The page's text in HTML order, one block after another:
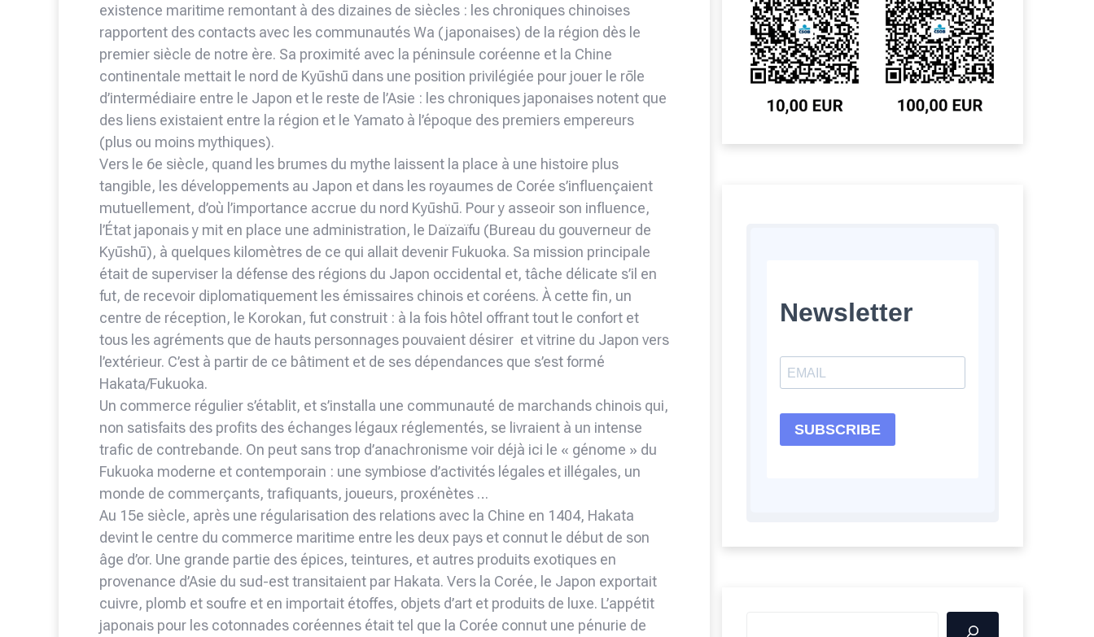
existence maritime remontant à des dizaines de siècles : les chroniques chinoises
rapportent des contacts avec les communautés Wa (japonaises) de la région dès le
premier siècle de notre ère. Sa proximité avec la péninsule coréenne et la Chine
continentale mettait le nord de Kyūshū dans une position privilégiée pour jouer le rōle
d’intermédiaire entre le Japon et le reste de l’Asie : les chroniques japonaises notent que
des liens existaient entre la région et le Yamato à l’époque des premiers empereurs
(plus ou moins mythiques).
Vers le 6e siècle, quand les brumes du mythe laissent la place à une histoire plus
tangible, les développements au Japon et dans les royaumes de Corée s’influençaient
mutuellement, d’où l’importance accrue du nord Kyūshū. Pour y asseoir son influence,
l’État japonais y mit en place une administration, le Daïzaïfu (Bureau du gouverneur de
Kyūshū), à quelques kilomètres de ce qui allait devenir Fukuoka. Sa mission principale
était de superviser la défense des régions du Japon occidental et, tâche délicate s’il en
fut, de recevoir diplomatiquement les émissaires chinois et coréens. À cette fin, un
centre de réception, le Korokan, fut construit : à la fois hôtel offrant tout le confort et
tous les agréments que de hauts personnages pouvaient désirer et vitrine du Japon vers
l’extérieur. C’est à partir de ce bâtiment et de ses dépendances que s’est formé
Hakata/Fukuoka.
Un commerce régulier s’établit, et s’installa une communauté de marchands chinois qui,
non satisfaits des profits des échanges légaux réglementés, se livraient à un intense
trafic de contrebande. On peut sans trop d’anachronisme voir déjà ici le « génome » du
Fukuoka moderne et contemporain : une symbiose d’activités légales et illégales, un
monde de commerçants, trafiquants, joueurs, proxénètes …
Au 15e siècle, après une régularisation des relations avec la Chine en 1404, Hakata
devint le centre du commerce maritime entre les deux pays et connut le début de son
âge d’or. Une grande partie des épices, teintures, et autres produits exotiques en
provenance d’Asie du sud-est transitaient par Hakata. Vers la Corée, le Japon exportait
cuivre, plomb et soufre et en importait étoffes, objets d’art et produits de luxe. L’appétit
japonais pour les cotonnades coréennes était tel que la Corée connut une pénurie de